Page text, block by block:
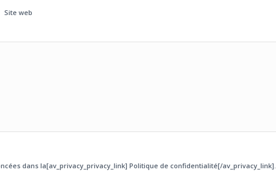
Site web
dans la[av_privacy_privacy_link] Politique de confidentialité[/av_privacy_link].